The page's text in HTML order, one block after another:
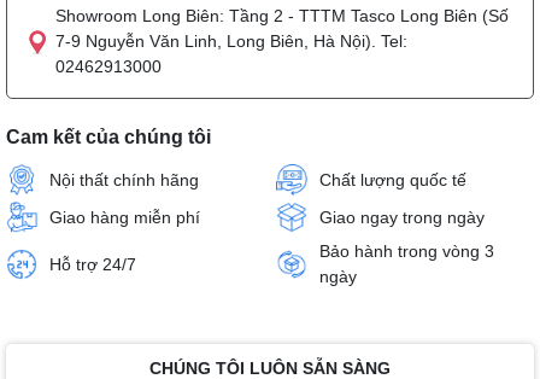
Showroom Long Biên: Tầng 2 - TTTM Tasco Long Biên (Số
7-9 Nguyễn Văn Linh, Long Biên, Hà Nội). Tel:
02462913000
Cam kết của chúng tôi
Nội thất chính hãng
Chất lượng quốc tế
Giao hàng miễn phí
Giao ngay trong ngày
Hỗ trợ 24/7
Bảo hành trong vòng 3
ngày
CHÚNG TÔI LUÔN SẴN SÀNG